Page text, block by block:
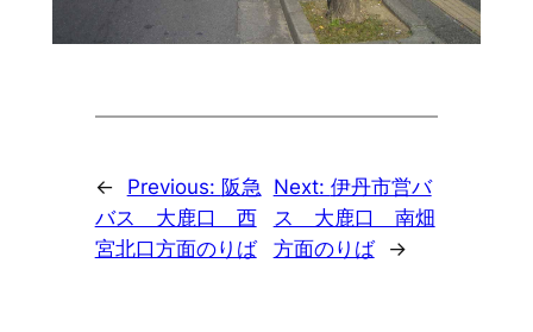
← Previous: 阪急
バス 大鹿口 西
宮北口方面のりば
Next: 伊丹市営バ
ス 大鹿口 南畑
方面のりば
→